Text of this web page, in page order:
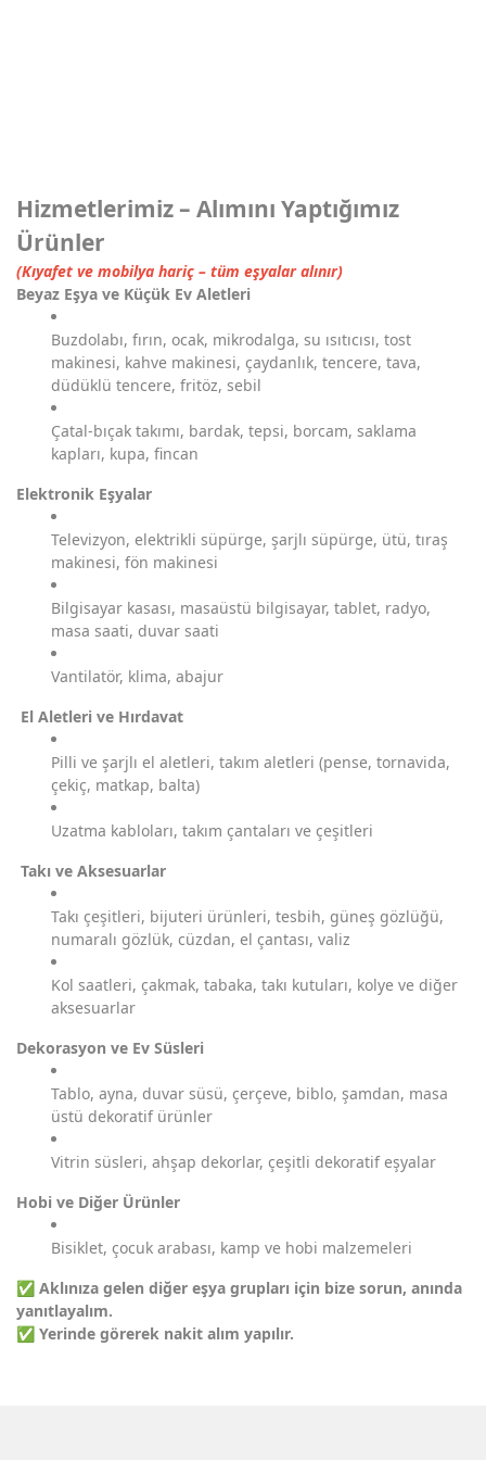
Hizmetlerimiz – Alımını Yaptığımız
Ürünler
(Kıyafet ve mobilya hariç – tüm eşyalar alınır)
Beyaz Eşya ve Küçük Ev Aletleri
Buzdolabı, fırın, ocak, mikrodalga, su ısıtıcısı, tost
makinesi, kahve makinesi, çaydanlık, tencere, tava,
düdüklü tencere, fritöz, sebil
Çatal-bıçak takımı, bardak, tepsi, borcam, saklama
kapları, kupa, fincan
Elektronik Eşyalar
Televizyon, elektrikli süpürge, şarjlı süpürge, ütü, tıraş
makinesi, fön makinesi
Bilgisayar kasası, masaüstü bilgisayar, tablet, radyo,
masa saati, duvar saati
Vantilatör, klima, abajur
El Aletleri ve Hırdavat
Pilli ve şarjlı el aletleri, takım aletleri (pense, tornavida,
çekiç, matkap, balta)
Uzatma kabloları, takım çantaları ve çeşitleri
Takı ve Aksesuarlar
Takı çeşitleri, bijuteri ürünleri, tesbih, güneş gözlüğü,
numaralı gözlük, cüzdan, el çantası, valiz
Kol saatleri, çakmak, tabaka, takı kutuları, kolye ve diğer
aksesuarlar
Dekorasyon ve Ev Süsleri
Tablo, ayna, duvar süsü, çerçeve, biblo, şamdan, masa
üstü dekoratif ürünler
Vitrin süsleri, ahşap dekorlar, çeşitli dekoratif eşyalar
Hobi ve Diğer Ürünler
Bisiklet, çocuk arabası, kamp ve hobi malzemeleri
✅ Aklınıza gelen diğer eşya grupları için bize sorun, anında
yanıtlayalım.
✅ Yerinde görerek nakit alım yapılır.